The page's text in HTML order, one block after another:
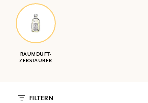
RAUMDUFT-
ZERSTÄUBER
FILTERN